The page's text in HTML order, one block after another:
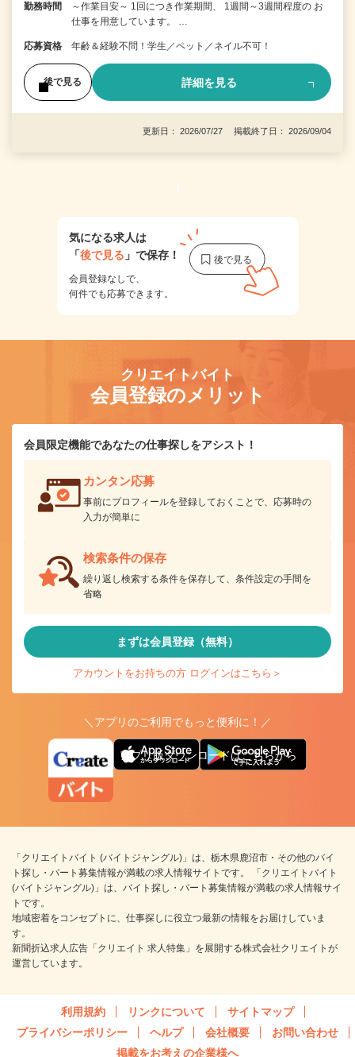
勤務時間
～作業目安～ 1回につき作業期間、 1週間～3週間程度の お
仕事を用意しています。 …
応募資格 年齢＆経験不問！学生／ペット／ネイル不可！
後で見る 詳細を見る
更新日： 2026/07/27 掲載終了日： 2026/09/04
1
気になる求人は
「後で見る 」で保存！
会員登録なしで、
何件でも応募できます。
クリエイトバイト
会員登録のメリット
会員限定機能であなたの仕事探しをアシスト！
カンタン応募
事前にプロフィールを登録しておくことで、応募時の
入力が簡単に
検索条件の保存
繰り返し検索する条件を保存して、条件設定の手間を
省略
まずは会員登録（無料）
アカウントをお持ちの方 ログインはこちら＞
＼アプリのご利用でもっと便利に！／
アプリ版ダウンロードはこちらから
「クリエイトバイト (バイトジャングル)」は、栃木県鹿沼市・その他のバイ
ト探し・パート募集情報が満載の求人情報サイトです。 「クリエイトバイト
(バイトジャングル)」は、バイト探し・パート募集情報が満載の求人情報サイ
トです。
地域密着をコンセプトに、仕事探しに役立つ最新の情報をお届けしていま
す。
新聞折込求人広告「クリエイト 求人特集」を展開する株式会社クリエイトが
運営しています。
利用規約 リンクについて
サイトマップ
プライバシーポリシー
ヘルプ 会社概要
お問い合わせ
掲載をお考えの企業様へ